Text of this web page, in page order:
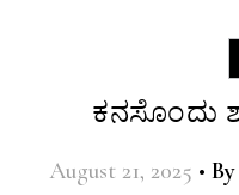
ಕನಸೊಂದು
August 21, 2025 • By